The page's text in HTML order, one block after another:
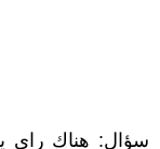
سؤال: هناك راي